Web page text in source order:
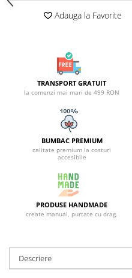
Adauga la Favorite
TRANSPORT GRATUIT
la comenzi mai mari de 499 RON
BUMBAC PREMIUM
calitate premium la costuri
accesibile
PRODUSE HANDMADE
create manual, purtate cu drag.
Descriere